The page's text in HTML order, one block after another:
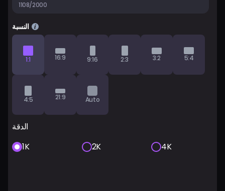
1108/2000
النسبة
1:1 16:9 9:16 2:3 3:2 5:4
4:5 21:9 Auto
الدقة
1K
2K 4K